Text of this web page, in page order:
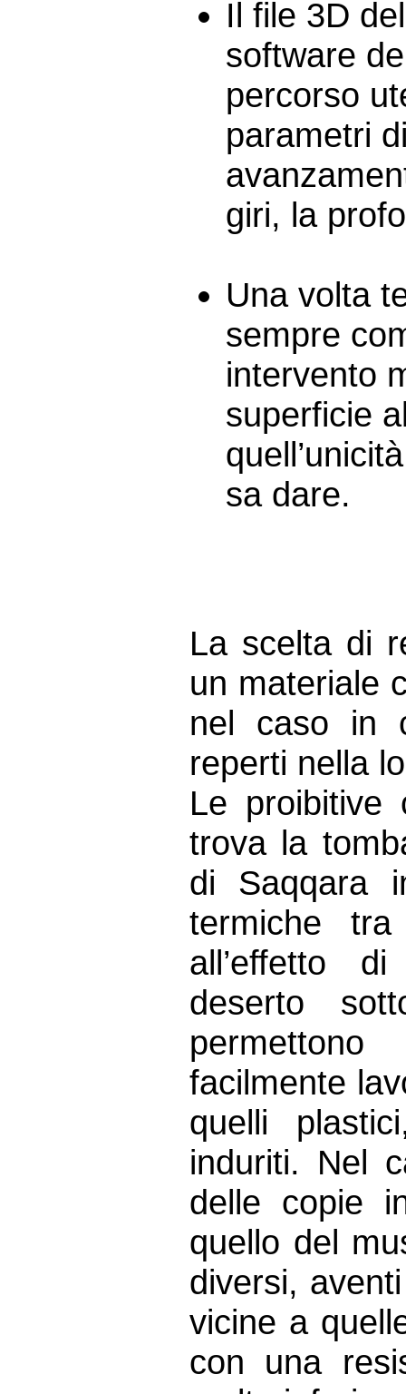
Il file 3D
software
percorso
parametri
giri, la
Una volta
sempre
intervento
superficie
sa dare.
La scelta di
un materiale
nel caso in
reperti nella
Le proibitive
trova la
di Saqqara
termiche
all’effetto
deserto
facilmente
quelli
induriti. Nel
delle copie
quello del
diversi,
vicine a
con una